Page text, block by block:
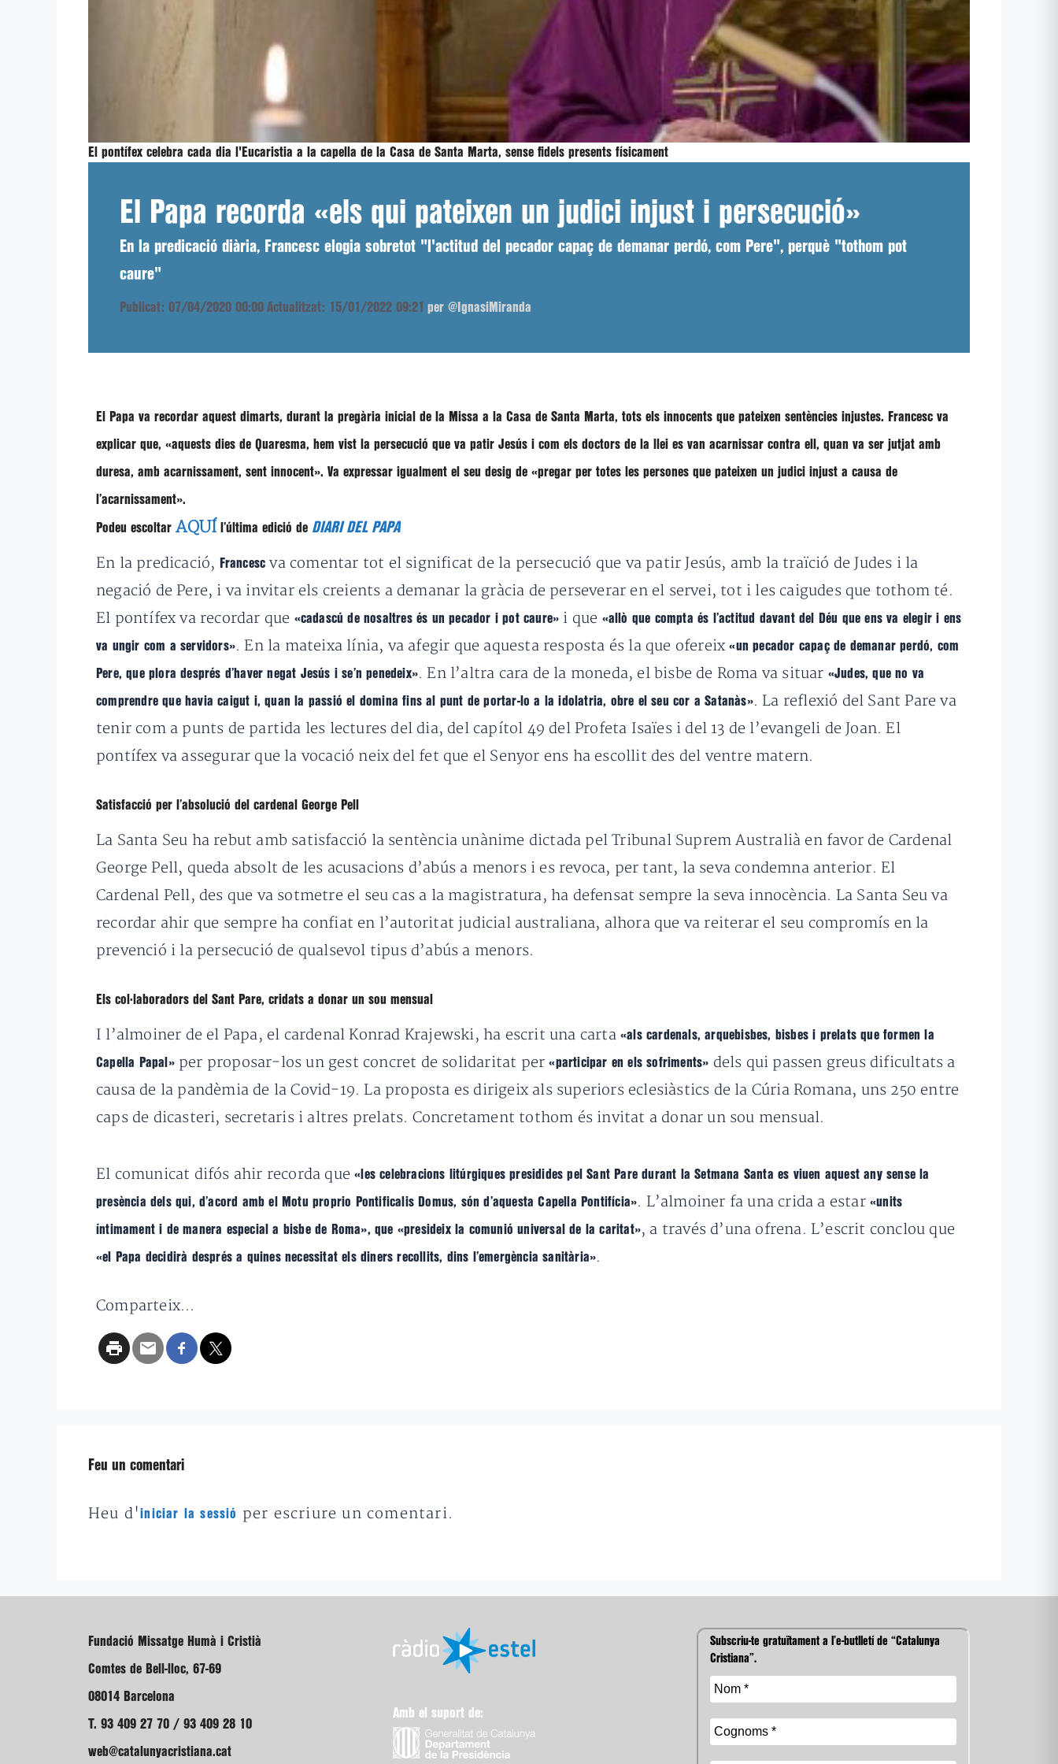
El pontífex celebra cada dia l'Eucaristia a la capella de la Casa de Santa Marta, sense fidels presents físicament
El Papa recorda «els qui pateixen un judici injust i persecució»
En la predicació diària, Francesc elogia sobretot "l'actitud del pecador capaç de demanar perdó, com Pere", perquè "tothom pot
caure"
Publicat: 07/04/2020 00:00 Actualitzat: 15/01/2022 09:21 per @IgnasiMiranda
El Papa va recordar aquest dimarts, durant la pregària inicial de la Missa a la Casa de Santa Marta, tots els innocents que pateixen sentències injustes. Francesc va
explicar que, «aquests dies de Quaresma, hem vist la persecució que va patir Jesús i com els doctors de la llei es van acarnissar contra ell, quan va ser jutjat amb
duresa, amb acarnissament, sent innocent». Va expressar igualment el seu desig de «pregar per totes les persones que pateixen un judici injust a causa de
l’acarnissament».
Podeu escoltar AQUÍ l’última edició de DIARI DEL PAPA
En la predicació, Francescva comentar tot el significat de la persecució que va patir Jesús, amb la traïció de Judes i la
negació de Pere, i va invitar els creients a demanar la gràcia de perseverar en el servei, tot i les caigudes que tothom té.
El pontífex va recordar que «cadascú de nosaltres és un pecador i pot caure» i que «allò que compta és l’actitud davant del Déu que ens va elegir i ens
va ungir com a servidors». En la mateixa línia, va afegir que aquesta resposta és la que ofereix«un pecador capaç de demanar perdó, com
Pere, que plora després d’haver negat Jesús i se’n penedeix». En l’altra cara de la moneda, el bisbe de Roma va situar «Judes, que no va
comprendre que havia caigut i, quan la passió el domina fins al punt de portar-lo a la idolatria, obre el seu cor a Satanàs». La reflexió del Sant Pare va
tenir com a punts de partida les lectures del dia, del capítol 49 del Profeta Isaïes i del 13 de l’evangeli de Joan. El
pontífex va assegurar que la vocació neix del fet que el Senyor ens ha escollit des del ventre matern.
Satisfacció per l’absolució del cardenal George Pell
La Santa Seu ha rebut amb satisfacció la sentència unànime dictada pel Tribunal Suprem Australià en favor de Cardenal
George Pell, queda absolt de les acusacions d’abús a menors i es revoca, per tant, la seva condemna anterior. El
Cardenal Pell, des que va sotmetre el seu cas a la magistratura, ha defensat sempre la seva innocència. La Santa Seu va
recordar ahir que sempre ha confiat en l’autoritat judicial australiana, alhora que va reiterar el seu compromís en la
prevenció i la persecució de qualsevol tipus d’abús a menors.
Els col·laboradors del Sant Pare, cridats a donar un sou mensual
I l’almoiner de el Papa, el cardenal Konrad Krajewski, ha escrit una carta «als cardenals, arquebisbes, bisbes i prelats que formen la
Capella Papal»per proposar-los un gest concret de solidaritat per «participar en els sofriments» dels qui passen greus dificultats a
causa de la pandèmia de la Covid-19. La proposta es dirigeix als superiors eclesiàstics de la Cúria Romana, uns 250 entre
caps de dicasteri, secretaris i altres prelats. Concretament tothom és invitat a donar un sou mensual.
El comunicat difós ahir recorda que«les celebracions litúrgiques presidides pel Sant Pare durant la Setmana Santa es viuen aquest any sense la
presència dels qui, d’acord amb el Motu proprio Pontificalis Domus, són d’aquesta Capella Pontifícia». L’almoiner fa una crida a estar«units
íntimament i de manera especial a bisbe de Roma», que «presideix la comunió universal de la caritat», a través d’una ofrena. L’escrit conclou que
«el Papa decidirà després a quines necessitat els diners recollits, dins l’emergència sanitària».
Comparteix...
Feu un comentari
Heu d'iniciar la sessió per escriure un comentari.
Fundació Missatge Humà i Cristià
Comtes de Bell-lloc, 67-69
08014 Barcelona
T. 93 409 27 70 / 93 409 28 10
web@catalunyacristiana.cat
Amb el suport de:
Subscriu-te gratuïtament a l’e-butlletí de “Catalunya
Cristiana”.